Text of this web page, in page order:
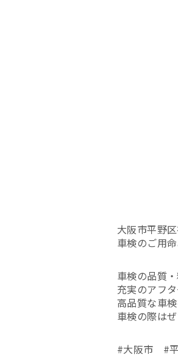
大阪市平野
車検のご用
車検の品質
充実のアフ
高品質な車
車検の際は
#大阪市 #